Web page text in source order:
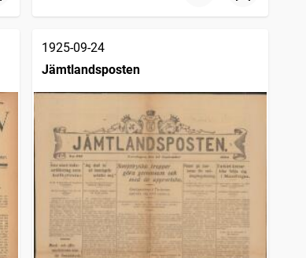
1925-09-24
Jämtlandsposten